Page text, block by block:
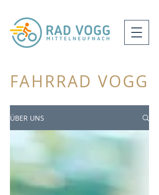
FAHRRAD VOGG
ÜBER UNS